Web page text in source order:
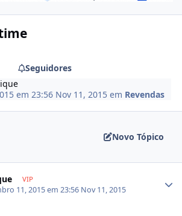
Seguidores
em 23:56 Nov 11, 2015 em Revendas
Novo Tópico
VIP
11, 2015 em 23:56 Nov 11, 2015